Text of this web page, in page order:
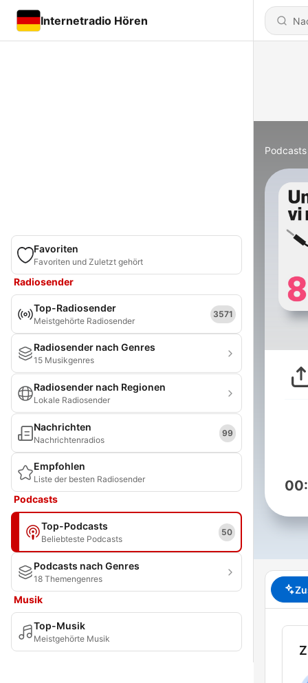
Internetradio Hören
Favoriten
Favoriten und Zuletzt gehört
Radiosender
Top-Radiosender
Meistgehörte Radiosender
3571
Radiosender nach Genres
15 Musikgenres
Radiosender nach Regionen
Lokale Radiosender
Nachrichten
Nachrichtenradios
99
Empfohlen
Liste der besten Radiosender
Podcasts
Top-Podcasts
Beliebteste Podcasts
50
Podcasts nach Genres
18 Themengenres
Musik
Top-Musik
Meistgehörte Musik
Podcasts